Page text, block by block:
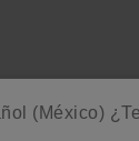
(México)